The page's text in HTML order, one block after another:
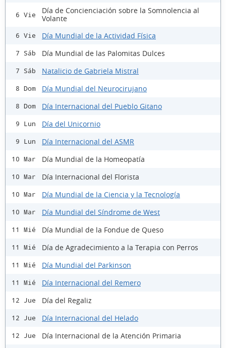
6 Vie
Día de Concienciación sobre la Somnolencia al
Volante
6 Vie Día Mundial de la Actividad Física
7 Sáb Día Mundial de las Palomitas Dulces
7 Sáb Natalicio de Gabriela Mistral
8 Dom Día Mundial del Neurocirujano
8 Dom Día Internacional del Pueblo Gitano
9 Lun Día del Unicornio
9 Lun Día Internacional del ASMR
10 Mar Día Mundial de la Homeopatía
10 Mar Día Internacional del Florista
10 Mar Día Mundial de la Ciencia y la Tecnología
10 Mar Día Mundial del Síndrome de West
11 Mié Día Mundial de la Fondue de Queso
11 Mié Día de Agradecimiento a la Terapia con Perros
11 Mié Día Mundial del Parkinson
11 Mié Día Internacional del Remero
12 Jue Día del Regaliz
12 Jue Día Internacional del Helado
12 Jue
Día Internacional de la Atención Primaria